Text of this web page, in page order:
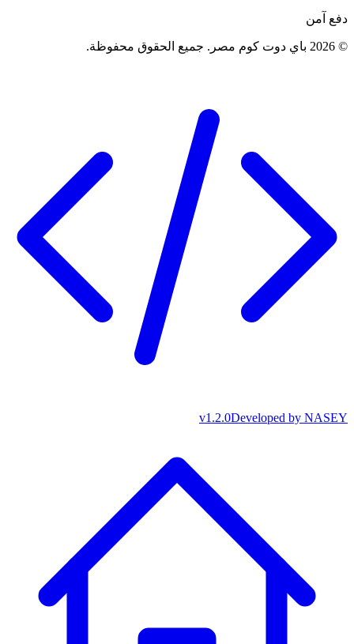
دفع آمن
©
2026 باي دوت كوم مصر . جميع الحقوق محفوظة.
Developed by NASEY
v1.2.0